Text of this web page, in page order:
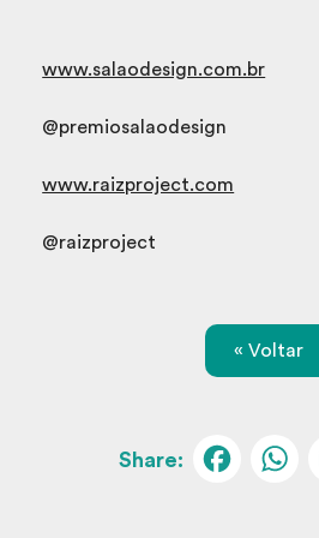
www.salaodesign.com.br
@premiosalaodesign
www.raizproject.com
@raizproject
« Voltar